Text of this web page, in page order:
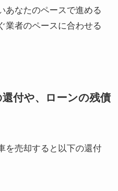
あなたのペースで進める
業者のペースに合わせる
付や、ローンの残債
を売却すると以下の還付